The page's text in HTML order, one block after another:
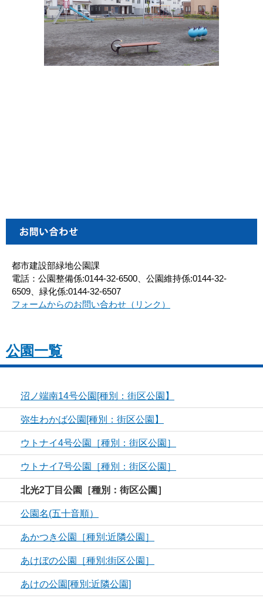
都市建設部緑地公園課
電話：公園整備係:0144-32-6500、公園維持係:0144-32-
6509、緑化係:0144-32-6507
フォームからのお問い合わせ（リンク）
公園一覧
沼ノ端南14号公園[種別：街区公園】
弥生わかば公園[種別：街区公園】
ウトナイ4号公園［種別：街区公園］
ウトナイ7号公園［種別：街区公園］
北光2丁目公園［種別：街区公園］
公園名(五十音順）
あかつき公園［種別:近隣公園］
あけぼの公園［種別:街区公園］
あけの公園[種別:近隣公園]